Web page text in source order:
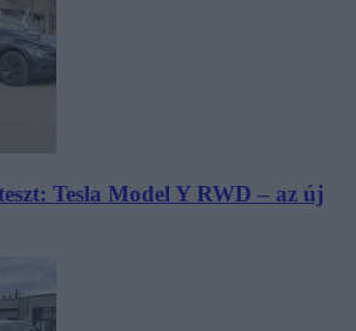
Tesla Model Y RWD – az új